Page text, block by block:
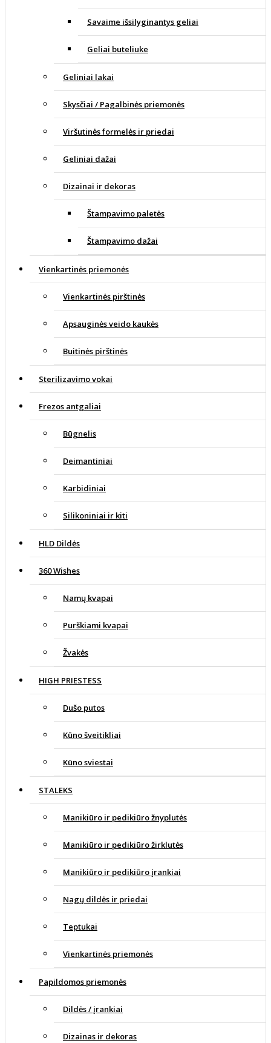
Savaime išsilyginantys geliai
Geliai buteliuke
Geliniai lakai
Skysčiai / Pagalbinės priemonės
Viršutinės formelės ir priedai
Geliniai dažai
Dizainai ir dekoras
Štampavimo paletės
Štampavimo dažai
Vienkartinės priemonės
Vienkartinės pirštinės
Apsauginės veido kaukės
Buitinės pirštinės
Sterilizavimo vokai
Frezos antgaliai
Būgnelis
Deimantiniai
Karbidiniai
Silikoniniai ir kiti
HLD Dildės
360 Wishes
Namų kvapai
Purškiami kvapai
Žvakės
HIGH PRIESTESS
Dušo putos
Kūno šveitikliai
Kūno sviestai
STALEKS
Manikiūro ir pedikiūro žnyplutės
Manikiūro ir pedikiūro žirklutės
Manikiūro ir pedikiūro įrankiai
Nagų dildės ir priedai
Teptukai
Vienkartinės priemonės
Papildomos priemonės
Dildės / įrankiai
Dizainas ir dekoras